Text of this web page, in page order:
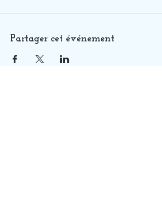
Partager cet événement